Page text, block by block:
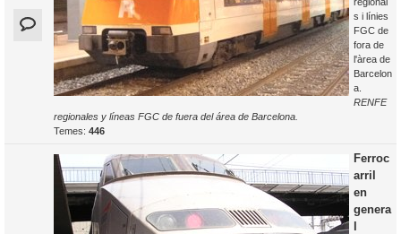
s i línies
FGC de
fora de
l'àrea de
Barcelon
a.
RENFE
regionales y líneas FGC de fuera del área de Barcelona.
Temes: 446
Ferroc
arril
en
genera
l